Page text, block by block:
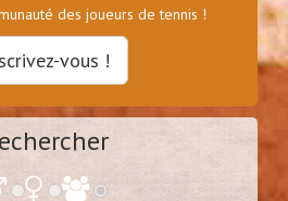
des joueurs de tennis !
vous !